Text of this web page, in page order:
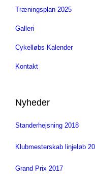
Træningsplan 2025
Galleri
Cykelløbs Kalender
Kontakt
Nyheder
Standerhejsning 2018
Klubmesterskab linjeløb
Grand Prix 2017